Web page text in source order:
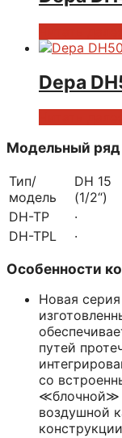
Depa
Модельный
Тип/
модель
DH 15
(1/2“)
DН-ТP
·
DН-ТPL
·
Особенности
Новая
путей
со
≪блочной≫
воздушной